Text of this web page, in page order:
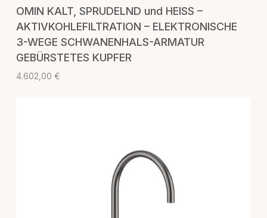
OMIN KALT, SPRUDELND und HEISS –
AKTIVKOHLEFILTRATION – ELEKTRONISCHE
3-WEGE SCHWANENHALS-ARMATUR
GEBÜRSTETES KUPFER
4.602,00 €